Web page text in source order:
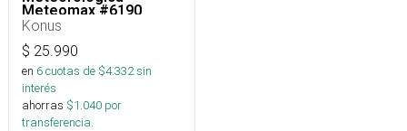
Meteomax #6190
Konus
$ 25.990
en 6cuotas de $4.332sin
interés
ahorras $1.040 por
transferencia.